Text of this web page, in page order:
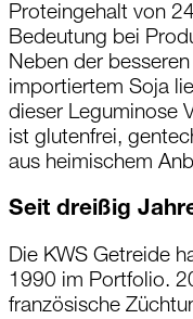
Proteingehalt von
Bedeutung bei
Neben der
importiertem Soja
dieser Leguminose
ist glutenfrei,
aus heimischem
Seit dreißig
Die KWS Getreide
1990 im Portfolio.
französische